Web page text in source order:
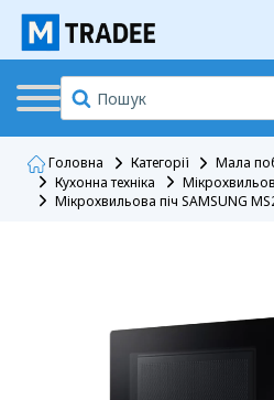
Головна Категорії
Мала
Кухонна техніка
Мікрохвильова піч SAMSUNG